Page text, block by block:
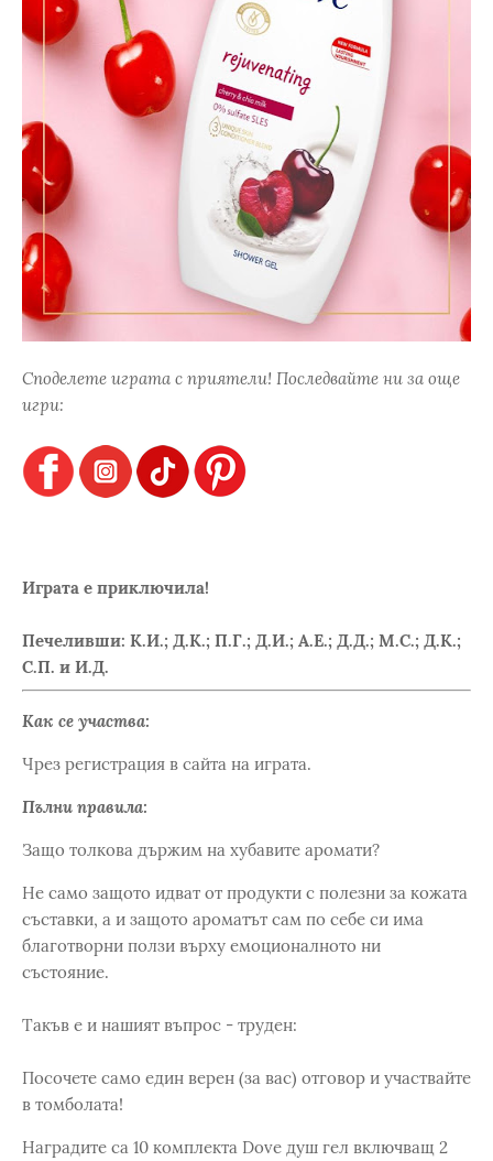
Споделете играта с приятели! Последвайте ни за още
игри:
Играта е приключила!
Печеливши: К.И.; Д.К.; П.Г.; Д.И.; А.Е.; Д.Д.; М.С.; Д.К.;
С.П. и И.Д.
Как се участва:
Чрез регистрация в сайта на играта.
Пълни правила:
Защо толкова държим на хубавите аромати?
Не само защото идват от продукти с полезни за кожата
съставки, а и защото ароматът сам по себе си има
благотворни ползи върху емоционалното ни
състояние.
Такъв е и нашият въпрос - труден:
Посочете само един верен (за вас) отговор и участвайте
в томболата!
Наградите са 10 комплекта Dove душ гел включващ 2